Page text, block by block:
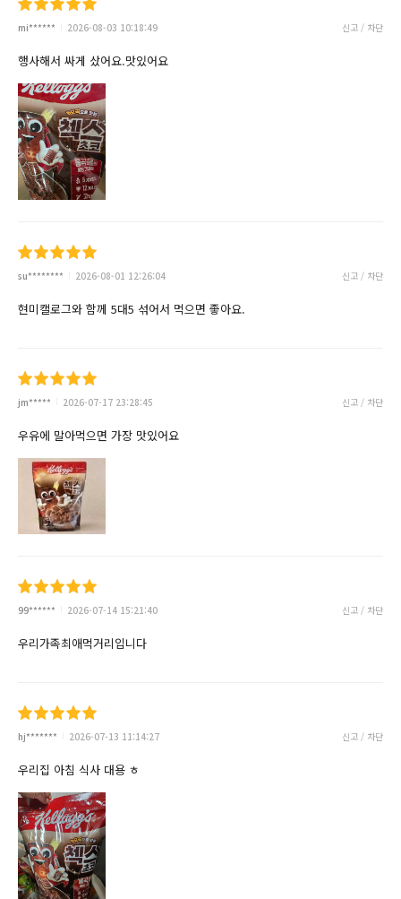
mi****** 2026-08-03 10:18:49 신고 / 차단
행사해서 싸게 샀어요.맛있어요
su******** 2026-08-01 12:26:04 신고 / 차단
현미캘로그와 함께 5대5 섞어서 먹으면 좋아요.
jm***** 2026-07-17 23:28:45 신고 / 차단
우유에 말아먹으면 가장 맛있어요
99****** 2026-07-14 15:21:40 신고 / 차단
우리가족최애먹거리입니다
hj******* 2026-07-13 11:14:27 신고 / 차단
우리집 아침 식사 대용 ㅎ